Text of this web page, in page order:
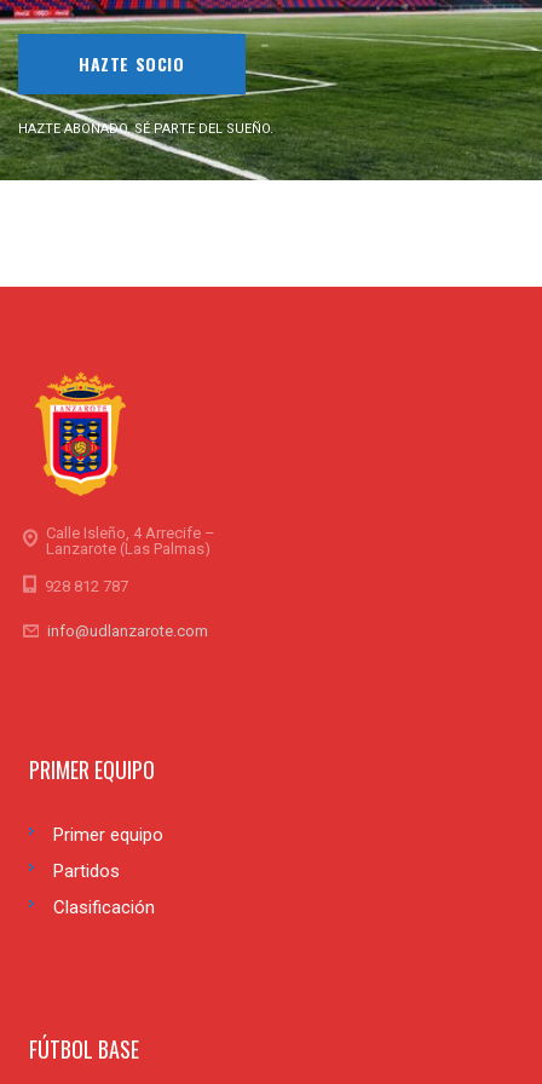
HAZTE SOCIO
HAZTE ABONADO. SÉ PARTE DEL SUEÑO.
Calle Isleño, 4 Arrecife –
Lanzarote (Las Palmas)
928 812 787
info@udlanzarote.com
PRIMER EQUIPO
Primer equipo
Partidos
Clasificación
FÚTBOL BASE